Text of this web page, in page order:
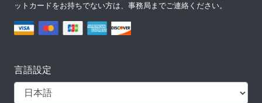
ットカードをお持ちでない方は、事務局までご連絡ください。
言語設定